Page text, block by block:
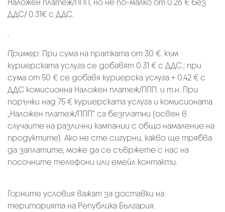
Наложен платеж/ППП, но не по-малко от 0.26 € без
ДДС/ 0.31€ с ДДС.
.
Пример: При сума на пратката от 30 €. към
куриерската услуга се добавят 0.31 € с ДДС.; при
сума от 50 € се добавя куриерска услуга + 0.42 € с
ДДС комисионна Наложен платеж/ППП. и т.н. При
поръчки над 75 € куриерската услуга и комисионата
„Наложен платеж/ППП“ са безплатни (освен в
случаите на различни кампании с общо намаление на
продуктите). Ако не сте сигурни, какво ще трябва
да заплатите, може да се съвржете с нас на
посочните телефони или емейл контакти.
Горните условия важат за доставки на
територията на Република България.